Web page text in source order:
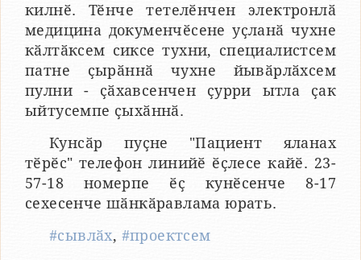
килнӗ. Тӗнче тетелӗнчен электронлӑ
медицина докуменчӗсене уҫланӑ чухне
кӑлтӑксем сиксе тухни, специалистсем
патне ҫырӑннӑ чухне йывӑрлӑхсем
пулни - ҫӑхавсенчен ҫурри ытла ҫак
ыйтусемпе ҫыхӑннӑ.
Кунсӑр пуҫне "Пациент яланах
тӗрӗс" телефон линийӗ ӗҫлесе кайӗ. 23-
57-18 номерпе ӗҫ кунӗсенче 8-17
сехесенче шӑнкӑравлама юрать.
#сывлӑх, #проектсем